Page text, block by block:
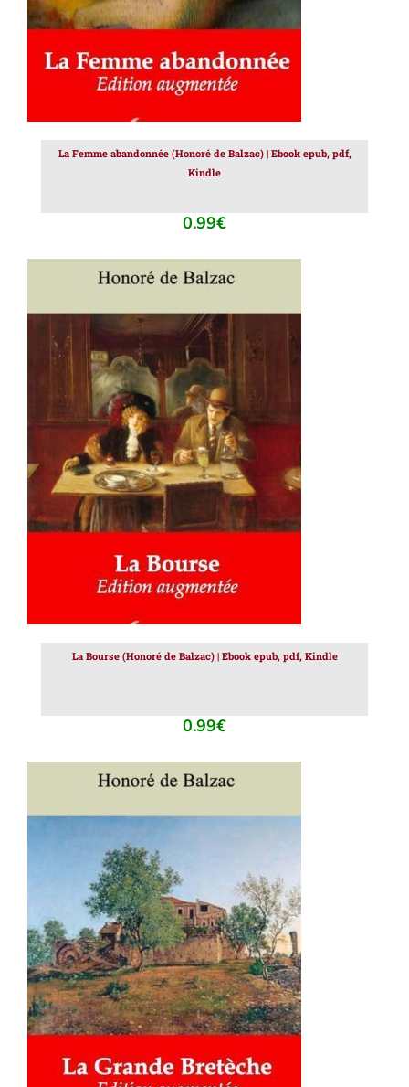
La Femme abandonnée (Honoré de Balzac) | Ebook epub, pdf,
Kindle
0.99€
AJOUTER AU PANIER / DÉTAILS
La Bourse (Honoré de Balzac) | Ebook epub, pdf, Kindle
0.99€
AJOUTER AU PANIER / DÉTAILS